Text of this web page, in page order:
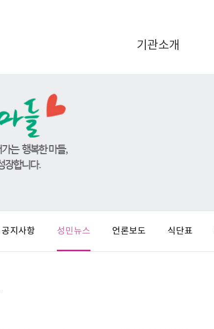
기관소개
공지사항 성민뉴스 언론보도 식단표